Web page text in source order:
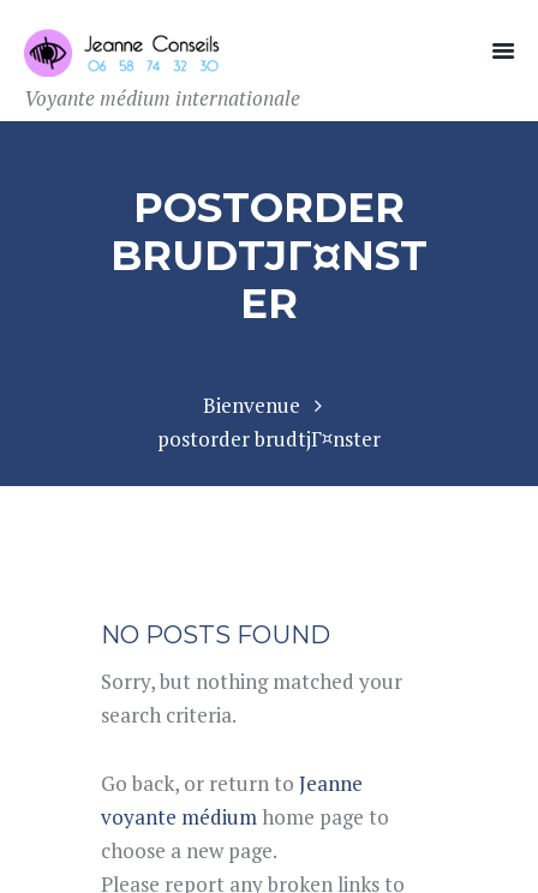
Voyante médium internationale
POSTORDER
BRUDTJГ¤NST
ER
Bienvenue
postorder brudtjГ¤nster
NO POSTS FOUND
Sorry, but nothing matched your
search criteria.
Go back, or return to Jeanne
voyante médium home page to
choose a new page.
Please report any broken links to